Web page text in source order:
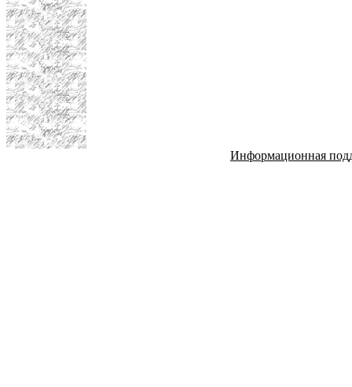
Информационная